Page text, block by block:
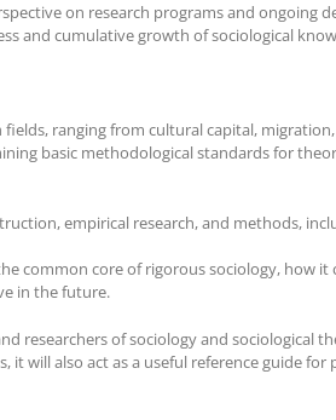
on research programs and ongoing
and cumulative growth of sociological
ranging from cultural capital,
basic methodological standards for
empirical research, and methods,
common core of rigorous sociology, how
in the future.
researchers of sociology and sociological
will also act as a useful reference guide